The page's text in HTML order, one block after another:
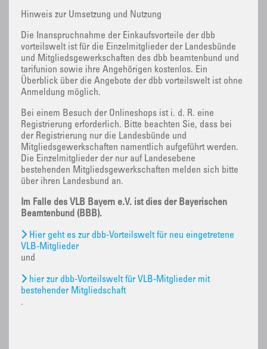
Hinweis zur Umsetzung und Nutzung
Die Inanspruchnahme der Einkaufsvorteile der dbb
vorteilswelt ist für die Einzelmitglieder der Landesbünde
und Mitgliedsgewerkschaften des dbb beamtenbund und
tarifunion sowie ihre Angehörigen kostenlos. Ein
Überblick über die Angebote der dbb vorteilswelt ist ohne
Anmeldung möglich.
Bei einem Besuch der Onlineshops ist i. d. R. eine
Registrierung erforderlich. Bitte beachten Sie, dass bei
der Registrierung nur die Landesbünde und
Mitgliedsgewerkschaften namentlich aufgeführt werden.
Die Einzelmitglieder der nur auf Landesebene
bestehenden Mitgliedsgewerkschaften melden sich bitte
über ihren Landesbund an.
Im Falle des VLB Bayern e.V. ist dies der Bayerischen
Beamtenbund (BBB).
Hier geht es zur dbb-Vorteilswelt für neu eingetretene
VLB-Mitglieder
und
hier zur dbb-Vorteilswelt für VLB-Mitglieder mit
bestehender Mitgliedschaft
.